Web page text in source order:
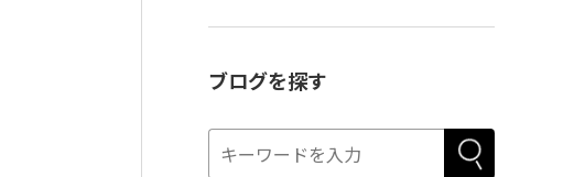
ブログを探す